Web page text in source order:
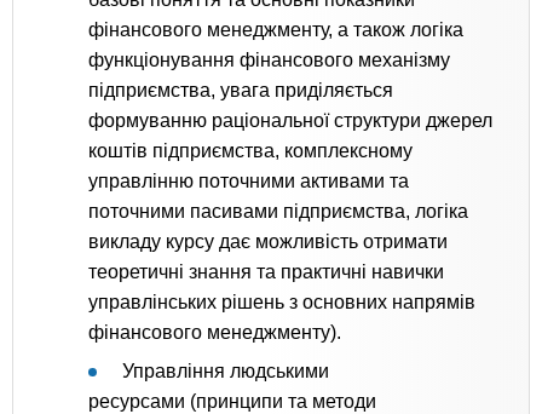
фінансового менеджменту, а також логіка
функціонування фінансового механізму
підприємства, увага приділяється
формуванню раціональної структури джерел
коштів підприємства, комплексному
управлінню поточними активами та
поточними пасивами підприємства, логіка
викладу курсу дає можливість отримати
теоретичні знання та практичні навички
управлінських рішень з основних напрямів
фінансового менеджменту).
Управління людськими
ресурсами (принципи та методи